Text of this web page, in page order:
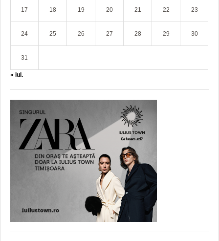
17 18 19 20 21 22 23
24 25 26 27 28 29 30
31
« iul.